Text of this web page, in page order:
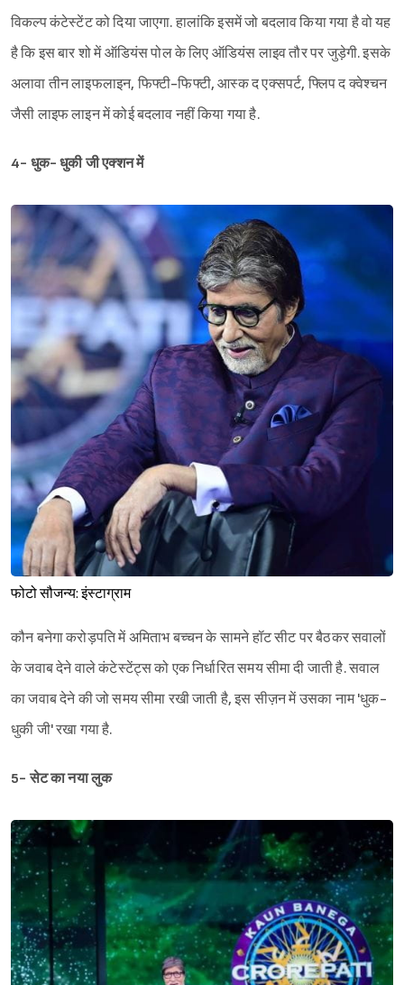
विकल्प कंटेस्टेंट को दिया जाएगा. हालांकि इसमें जो बदलाव किया गया है वो यह
है कि इस बार शो में ऑडियंस पोल के लिए ऑडियंस लाइव तौर पर जुड़ेगी. इसके
अलावा तीन लाइफलाइन, फिफ्टी-फिफ्टी, आस्क द एक्सपर्ट, फ्लिप द क्वेश्चन
जैसी लाइफ लाइन में कोई बदलाव नहीं किया गया है.
4- धुक- धुकी जी एक्शन में
फोटो सौजन्य: इंस्टाग्राम
कौन बनेगा करोड़पति में अमिताभ बच्चन के सामने हॉट सीट पर बैठकर सवालों
के जवाब देने वाले कंटेस्टेंट्स को एक निर्धारित समय सीमा दी जाती है. सवाल
का जवाब देने की जो समय सीमा रखी जाती है, इस सीज़न में उसका नाम 'धुक-
धुकी जी' रखा गया है.
5- सेट का नया लुक